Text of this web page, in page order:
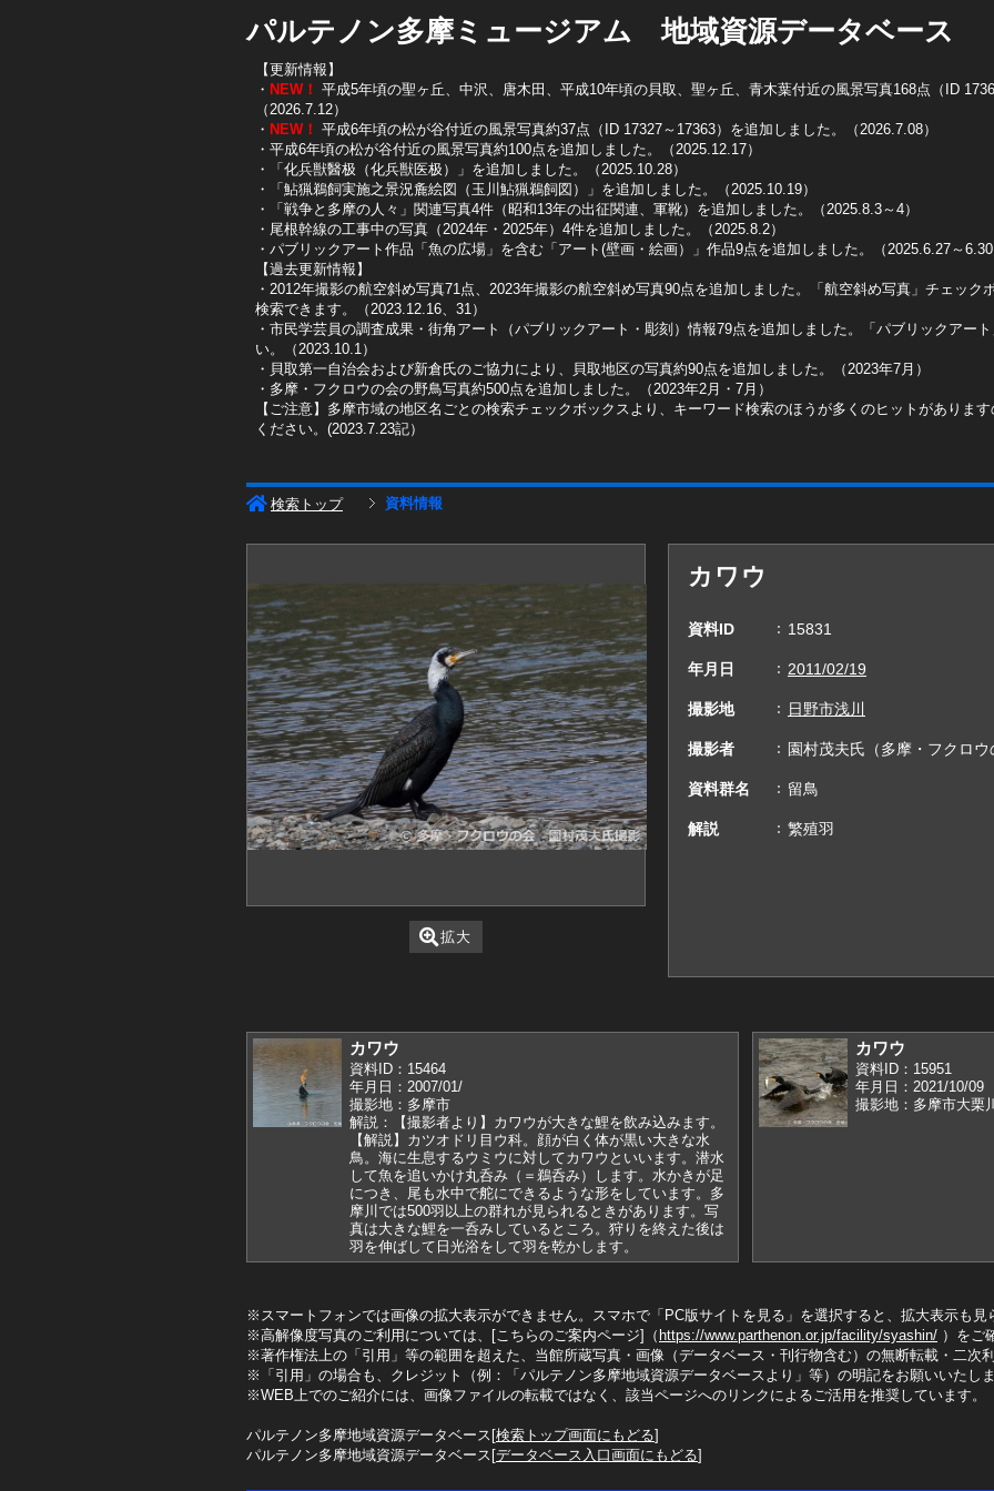
パルテノン多摩ミュージアム 地域資源データベース
【更新情報】
・ NEW！ 平成5年頃の聖ヶ丘、中沢、唐木田、平成10年頃の貝取、聖ヶ丘、青木葉付近の風景写真168点（ID
（2026.7.12）
・ NEW！ 平成6年頃の松が谷付近の風景写真約37点（ID 17327～17363）を追加しました。（2026.7.08）
・平成6年頃の松が谷付近の風景写真約100点を追加しました。（2025.12.17）
・「化兵獣醫极（化兵獣医极）」を追加しました。（2025.10.28）
・「鮎猟鵜飼実施之景況麁絵図（玉川鮎猟鵜飼図）」を追加しました。（2025.10.19）
​・「戦争と多摩の人々」関連写真4件（昭和13年の出征関連、軍靴）を追加しました。（2025.8.3～4）
​・尾根幹線の工事中の写真（2024年・2025年）4件を追加しました。（2025.8.2）
・パブリックアート作品「魚の広場」を含む「アート(壁画・絵画）」作品9点を追加しました。（2025.6.27～
【過去更新情報】
・2012年撮影の航空斜め写真71点、2023年撮影の航空斜め写真90点を追加しました。「航空斜め写真」チェック
検索できます。（2023.12.16、31）
・市民学芸員の調査成果・街角アート（パブリックアート・彫刻）情報79点を追加しました。「パブリックアー
い。（2023.10.1）
・貝取第一自治会および新倉氏のご協力により、貝取地区の写真約90点を追加しました。（2023年7月）
・多摩・フクロウの会の野鳥写真約500点を追加しました。（2023年2月・7月）
【ご注意】多摩市域の地区名ごとの検索チェックボックスより、キーワード検索のほうが多くのヒットがありま
ください。(2023.7.23記）
検索トップ 資料情報
拡大
カワウ
資料ID 15831
年月日 2011/02/19
撮影地 日野市浅川
撮影者 園村茂夫氏（多摩・フクロウ
資料群名 留鳥
解説 繁殖羽
カワウ
資料ID：15464
年月日：2007/01/
撮影地：多摩市
解説：【撮影者より】カワウが大きな鯉を飲み込みます。
【解説】カツオドリ目ウ科。顔が白く体が黒い大きな水
鳥。海に生息するウミウに対してカワウといいます。潜水
して魚を追いかけ丸呑み（＝鵜呑み）します。水かきが足
につき、尾も水中で舵にできるような形をしています。多
摩川では500羽以上の群れが見られるときがあります。写
真は大きな鯉を一呑みしているところ。狩りを終えた後は
羽を伸ばして日光浴をして羽を乾かします。
カワウ
資料ID：15951
年月日：2021/10/09
撮影地：多摩市大栗
※スマートフォンでは画像の拡大表示ができません。スマホで「PC版サイトを見る」を選択すると、拡大表示も見
※高解像度写真のご利用については、[こちらのご案内ページ]（ https://www.parthenon.or.jp/facility/syashin/ ）をご
※著作権法上の「引用」等の範囲を超えた、当館所蔵写真・画像（データベース・刊行物含む）の無断転載・二次
※「引用」の場合も、クレジット（例：「パルテノン多摩地域資源データベースより」等）の明記をお願いいたし
※WEB上でのご紹介には、画像ファイルの転載ではなく、該当ページへのリンクによるご活用を推奨しています。
パルテノン多摩地域資源データベース[検索トップ画面にもどる]
パルテノン多摩地域資源データベース[データベース入口画面にもどる]